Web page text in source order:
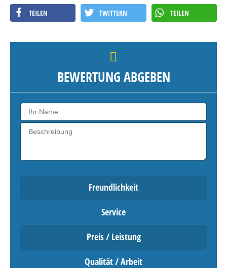
TEILEN TWITTERN TEILEN
BEWERTUNG ABGEBEN
Freundlichkeit
Service
Preis / Leistung
Qualität / Arbeit